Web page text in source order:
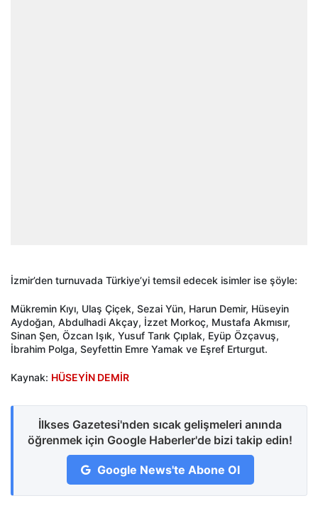
İzmir’den turnuvada Türkiye’yi temsil edecek isimler ise şöyle:
Mükremin Kıyı, Ulaş Çiçek, Sezai Yün, Harun Demir, Hüseyin
Aydoğan, Abdulhadi Akçay, İzzet Morkoç, Mustafa Akmısır,
Sinan Şen, Özcan Işık, Yusuf Tarık Çıplak, Eyüp Özçavuş,
İbrahim Polga, Seyfettin Emre Yamak ve Eşref Erturgut.
Kaynak: HÜSEYİN DEMİR
İlkses Gazetesi'nden sıcak gelişmeleri anında
öğrenmek için Google Haberler'de bizi takip edin!
Google News'te Abone Ol